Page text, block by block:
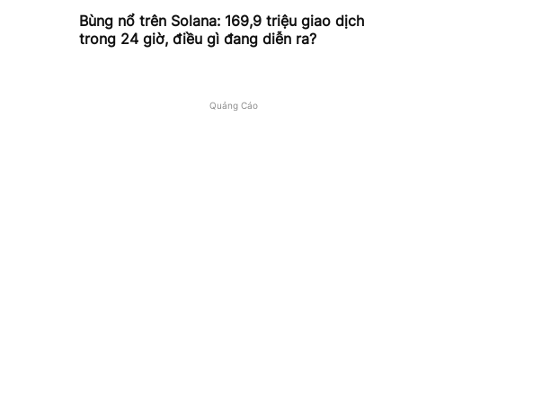
Bùng nổ trên Solana: 169,9 triệu giao dịch
trong 24 giờ, điều gì đang diễn ra?
Quảng Cáo